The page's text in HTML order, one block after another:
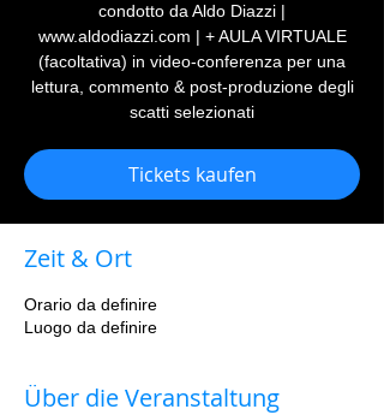
condotto da Aldo Diazzi |
www.aldodiazzi.com | + AULA VIRTUALE
(facoltativa) in video-conferenza per una
lettura, commento & post-produzione degli
scatti selezionati
Tickets kaufen
Zeit & Ort
Orario da definire
Luogo da definire
Über die Veranstaltung